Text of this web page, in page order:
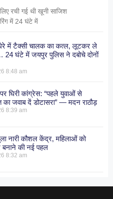
रची गई थी खूनी साजिश
में 24 घंटे में
में टैक्सी चालक का कत्ल, लूटकर ले
24 घंटे में जयपुर पुलिस ने दबोचे दोनों
8:48 am
घिरी कांग्रेस: “पहले युवाओं से
का जवाब दें डोटासरा” — मदन राठौड़
8:39 am
नारी कौशल केंद्र, महिलाओं को
बनाने की नई पहल
8:32 am